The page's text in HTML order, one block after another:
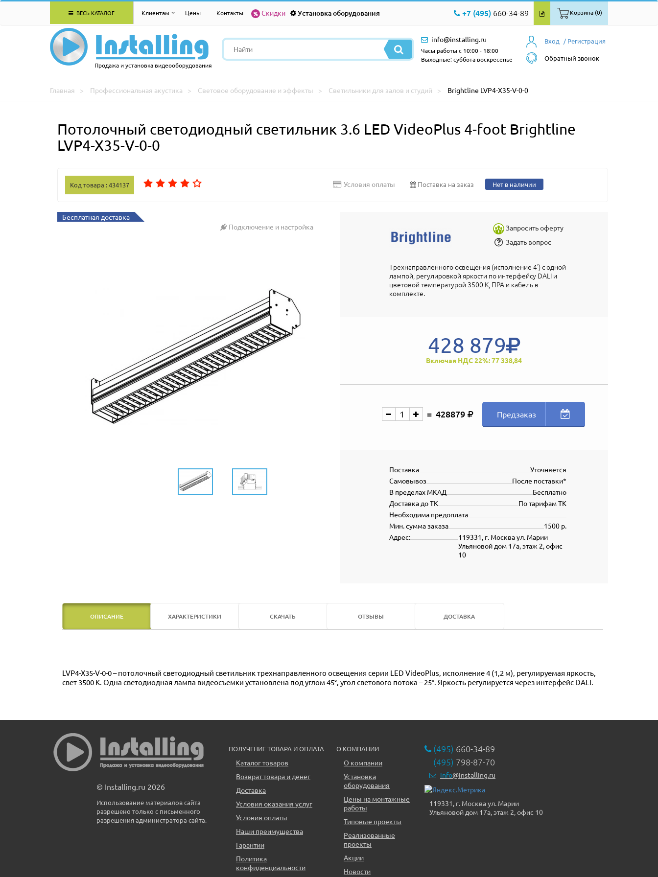
ВЕСЬ КАТАЛОГ Клиентам Цены Контакты Скидки Установка оборудования +7 (495) 660-34-89 Корзина (0)
Продажа и установка видеооборудования
Вход / Регистрация
Обратный звонок
info@installing.ru
Часы работы с 10:00 - 18:00
Выходные: суббота воскресенье
Главная Профессиональная акустика Световое оборудование и эффекты Светильники для залов и студий Brightline LVP4-X35-V-0-0
Потолочный светодиодный светильник 3.6 LED VideoPlus 4-foot Brightline
LVP4-X35-V-0-0
Код товара : 434137 Условия оплаты Поставка на заказ Нет в наличии
Бесплатная доставка
Подключение и настройка
Запросить оферту
Задать вопрос
Трехнаправленного освещения (исполнение 4') с одной
лампой, регулировкой яркости по интерфейсу DALI и
цветовой температурой 3500 K, ПРА и кабель в
комплекте.
428 879
Включая НДС 22%: 77 338,84
428879 Предзаказ
Уточняется
Поставка
После поставки*
Самовывоз
Бесплатно
В пределах МКАД
По тарифам ТК
Доставка до ТК
Необходима предоплата
1500 р.
Мин. сумма заказа
119331, г. Москва ул. Марии
Ульяновой дом 17а, этаж 2, офис
10
Адрес:
ОПИСАНИЕ ХАРАКТЕРИСТИКИ СКАЧАТЬ ОТЗЫВЫ ДОСТАВКА
LVP4-X35-V-0-0 – потолочный светодиодный светильник трехнаправленного освещения серии LED VideoPlus, исполнение 4 (1,2 м), регулируемая яркость,
свет 3500 К. Одна светодиодная лампа видеосъемки установлена под углом 45°, угол светового потока – 25°. Яркость регулируется через интерфейс DALI.
© Installing.ru 2026
Использование материалов сайта
разрешено только с письменного
разрешения администратора сайта.
ПОЛУЧЕНИЕ ТОВАРА И ОПЛАТА
Каталог товаров
Возврат товара и денег
Доставка
Условия оказания услуг
Условия оплаты
Наши преимущества
Гарантии
Политика
конфиденциальности
О КОМПАНИИ
О компании
Установка
оборудования
Цены на монтажные
работы
Типовые проекты
Реализованные
проекты
Акции
Новости
(495) 660-34-89
(495) 798-87-70
info@installing.ru
119331, г. Москва ул. Марии
Ульяновой дом 17а, этаж 2, офис 10